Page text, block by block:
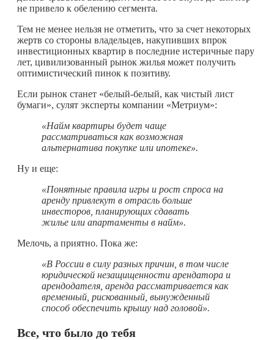
не привело к обелению сегмента.
Тем не менее нельзя не отметить, что за счет некоторых
жертв со стороны владельцев, накупивших впрок
инвестиционных квартир в последние истеричные пару
лет, цивилизованный рынок жилья может получить
оптимистический пинок к позитиву.
Если рынок станет «белый-белый, как чистый лист
бумаги», сулят эксперты компании «Метриум»:
«Найм квартиры будет чаще
рассматриваться как возможная
альтернатива покупке или ипотеке».
Ну и еще:
«Понятные правила игры и рост спроса на
аренду привлекут в отрасль больше
инвесторов, планирующих сдавать
жилье или апартаменты в найм».
Мелочь, а приятно. Пока же:
«В России в силу разных причин, в том числе
юридической незащищенности арендатора и
арендодателя, аренда рассматривается как
временный, рискованный, вынужденный
способ обеспечить крышу над головой».
Все, что было до тебя